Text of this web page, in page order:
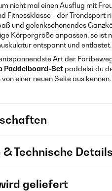
nicht mal einen Ausflug mit
Fitnessklasse - der Trendsport
und gelenkschonendes
Körpergröße anpassen, so ist
entspannt und entlastet.
Art der
Paddelboard-Set paddelst du
von einer neuen Seite aus kennen.
Technische Details
geliefert